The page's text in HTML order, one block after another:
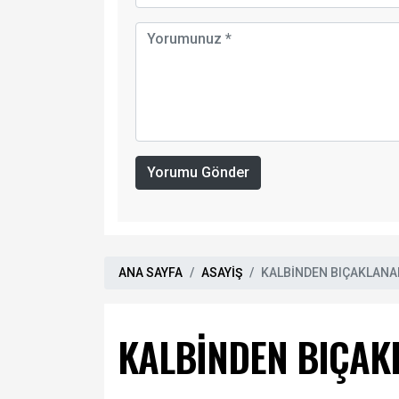
Yorumu Gönder
ANA SAYFA ASAYİŞ KALBİNDEN
KALBİNDEN